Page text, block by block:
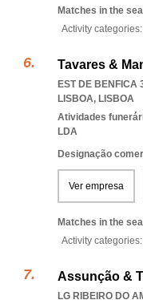
Matches in the
Activity categories:
Tavares &
EST DE BENFICA
LISBOA, LISBOA
Atividades
LDA
Designação
Ver empresa
Matches in the
Activity categories:
Assunção &
LG RIBEIRO DO